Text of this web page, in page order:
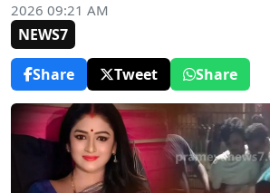
2026 09:21 AM
NEWS7
Share
Tweet Share